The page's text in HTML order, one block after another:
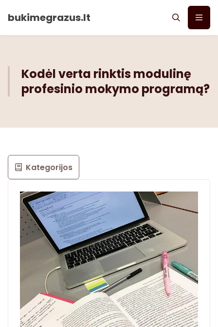
bukimegrazus.lt
Kodėl verta rinktis modulinę
profesinio mokymo programą?
Kategorijos